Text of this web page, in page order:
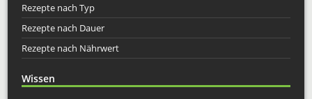
Rezepte nach Typ
Rezepte nach Dauer
Rezepte nach Nährwert
Wissen